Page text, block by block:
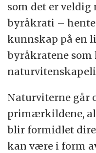
som det er veldig
byråkrati –
kunnskap på en
byråkratene som
Naturviterne går
primærkildene,
blir formidlet
kan være i form